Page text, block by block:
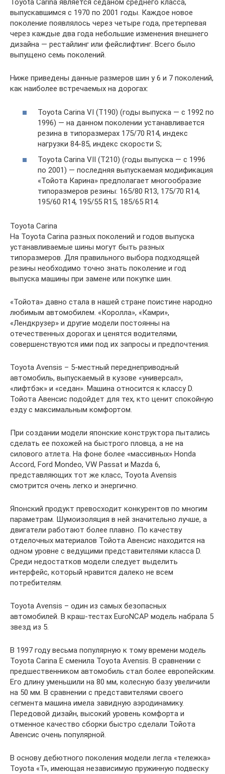
Toyota Carina является седаном среднего класса,
выпускавшимся с 1970 по 2001 годы. Каждое новое
поколение появлялось через четыре года, претерпевая
через каждые два года небольшие изменения внешнего
дизайна — рестайлинг или фейслифтинг. Всего было
выпущено семь поколений.
Ниже приведены данные размеров шин у 6 и 7 поколений,
как наиболее встречаемых на дорогах:
Toyota Carina VI (T190) (годы выпуска — с 1992 по
1996) — на данном поколении устанавливается
резина в типоразмерах 175/70 R14, индекс
нагрузки 84-85, индекс скорости S;
Toyota Carina VII (T210) (годы выпуска — с 1996
по 2001) — последняя выпускаемая модификация
«Тойота Карина» предполагает многообразие
типоразмеров резины: 165/80 R13, 175/70 R14,
195/60 R14, 195/55 R15, 185/65 R14.
Toyota Carina
На Toyota Carina разных поколений и годов выпуска
устанавливаемые шины могут быть разных
типоразмеров. Для правильного выбора подходящей
резины необходимо точно знать поколение и год
выпуска машины при замене или покупке шин.
«Тойота» давно стала в нашей стране поистине народно
любимым автомобилем. «Королла», «Камри»,
«Лендкрузер» и другие модели постоянны на
отечественных дорогах и ценятся водителями,
совершенствуются ими под их запросы и предпочтения.
Toyota Avensis – 5-местный переднеприводный
автомобиль, выпускаемый в кузове «универсал»,
«лифтбэк» и «седан». Машина относится к классу D.
Тойота Авенсис подойдет для тех, кто ценит спокойную
езду с максимальным комфортом.
При создании модели японские конструктора пытались
сделать ее похожей на быстрого пловца, а не на
силового атлета. На фоне более «массивных» Honda
Accord, Ford Mondeo, VW Passat и Mazda 6,
представляющих тот же класс, Toyota Avensis
смотрится очень легко и энергично.
Японский продукт превосходит конкурентов по многим
параметрам. Шумоизоляция в ней значительно лучше, а
двигатели работают более плавно. По качеству
отделочных материалов Тойота Авенсис находится на
одном уровне с ведущими представителями класса D.
Среди недостатков модели следует выделить
интерфейс, который нравится далеко не всем
потребителям.
Toyota Avensis – один из самых безопасных
автомобилей. В краш-тестах EuroNCAP модель набрала 5
звезд из 5.
В 1997 году весьма популярную к тому времени модель
Toyota Carina E сменила Toyota Avensis. В сравнении с
предшественником автомобиль стал более европейским.
Его длину уменьшили на 80 мм, колесную базу увеличили
на 50 мм. В сравнении с представителями своего
сегмента машина имела завидную аэродинамику.
Передовой дизайн, высокий уровень комфорта и
отменное качество сборки быстро сделали Тойота
Авенсис очень популярной.
В основу дебютного поколения модели легла «тележка»
Toyota «T», имеющая независимую пружинную подвеску